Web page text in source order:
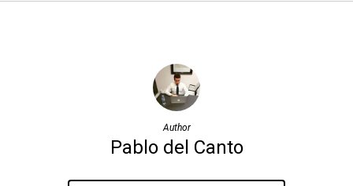
Author
Pablo del Canto